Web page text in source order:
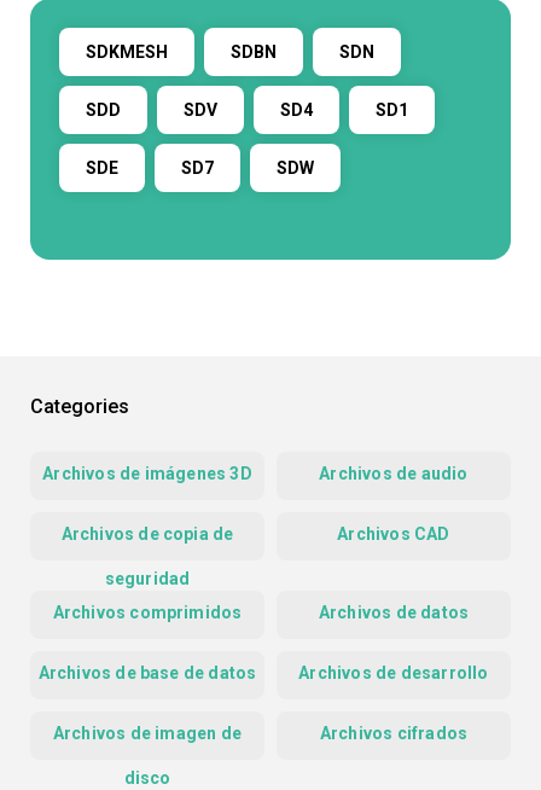
SDKMESH SDBN SDN
SDD SDV SD4 SD1
SDE SD7 SDW
Categories
Archivos de imágenes 3D Archivos de audio
Archivos de copia de
seguridad
Archivos CAD
Archivos comprimidos Archivos de datos
Archivos de base de datos Archivos de desarrollo
Archivos de imagen de
disco
Archivos cifrados